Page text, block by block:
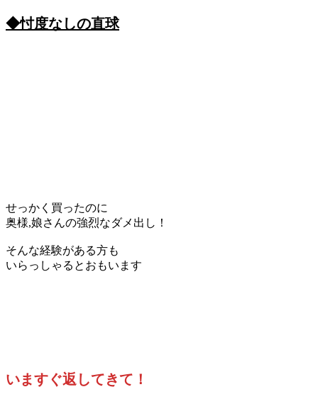
◆忖度なしの直球
せっかく買ったのに
奥様,娘さんの強烈なダメ出し！
そんな経験がある方も
いらっしゃるとおもいます
いますぐ返してきて！